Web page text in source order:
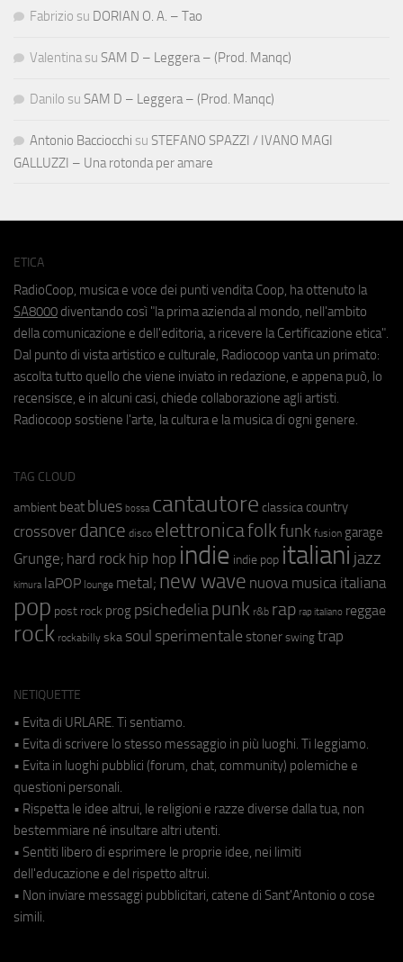
Fabrizio su DORIAN O. A. – Tao
Valentina su SAM D – Leggera – (Prod. Manqc)
Danilo su SAM D – Leggera – (Prod. Manqc)
Antonio Bacciocchi su STEFANO SPAZZI / IVANO MAGI
GALLUZZI – Una rotonda per amare
ETICA
RadioCoop, musica e voce dei punti vendita Coop, ha ottenuto la
SA8000 diventando così "la prima azienda al mondo, nell'ambito
della comunicazione e dell'editoria, a ricevere la Certificazione etica".
Dal punto di vista artistico e culturale, Radiocoop vanta un primato:
ascolta tutto quello che viene inviato in redazione, e appena può, lo
recensisce, e in alcuni casi, chiede collaborazione agli artisti.
Radiocoop sostiene l'arte, la cultura e la musica di ogni genere.
TAG CLOUD
ambient beat blues bossa cantautore classica country
crossover dance disco elettronicafolkfunk fusion garage
Grunge; hard rock hip hop indie indie pop italiani jazz
kimura laPOP lounge metal; new wave nuova musica italiana
pop post rock prog psichedeliapunk r&b rap rap italiano reggae
rock rockabilly ska soul sperimentale stoner swing trap
NETIQUETTE
• Evita di URLARE. Ti sentiamo.
• Evita di scrivere lo stesso messaggio in più luoghi. Ti leggiamo.
• Evita in luoghi pubblici (forum, chat, community) polemiche e
questioni personali.
• Rispetta le idee altrui, le religioni e razze diverse dalla tua, non
bestemmiare né insultare altri utenti.
• Sentiti libero di esprimere le proprie idee, nei limiti
dell'educazione e del rispetto altrui.
• Non inviare messaggi pubblicitari, catene di Sant'Antonio o cose
simili.